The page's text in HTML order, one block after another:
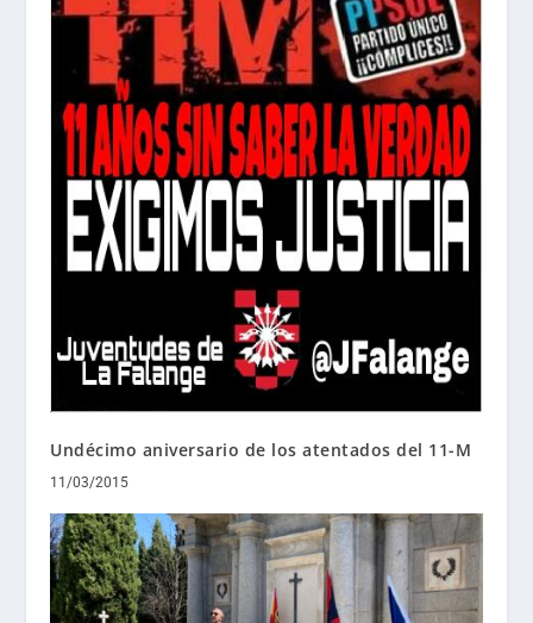
Undécimo aniversario de los atentados del 11-M
11/03/2015